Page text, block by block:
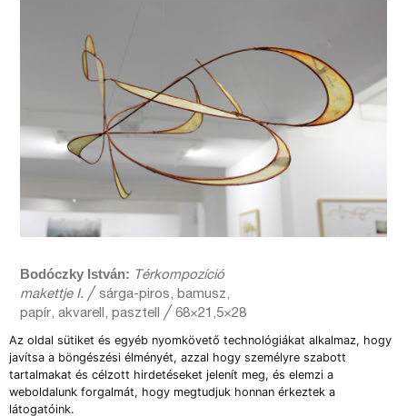
Az oldal sütiket és egyéb nyomkövető technológiákat alkalmaz, hogy
javítsa a böngészési élményét, azzal hogy személyre szabott
tartalmakat és célzott hirdetéseket jelenít meg, és elemzi a
weboldalunk forgalmát, hogy megtudjuk honnan érkeztek a
látogatóink.
Bodóczky István: Térkompozíció
makettje I. ╱ sárga-piros, bamusz,
papír, akvarell, pasztell ╱ 68×21,5×28
cm ╱ Fotó: Pető Hunor